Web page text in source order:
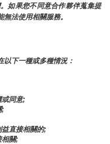
如果您不同意合作夥伴蒐集提
法使用相關服務。
以下一種或多種情況：
或同意;
;
直接相關的;
相關;